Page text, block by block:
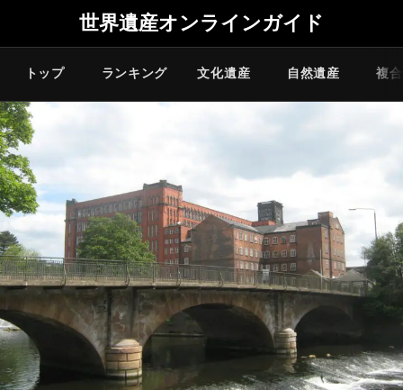
世界遺産オンラインガイド
トップ ランキング 文化遺産 自然遺産 複